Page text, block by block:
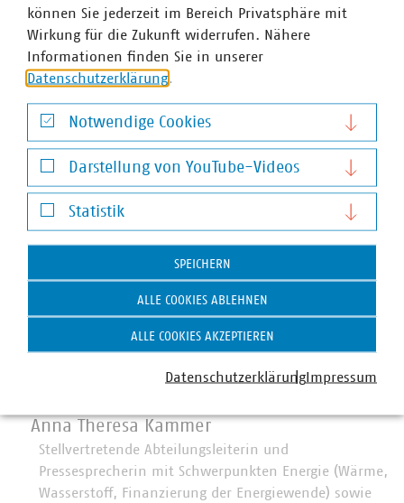
Anna Theresa Kammer
Stellvertretende Abteilungsleiterin und
Pressesprecherin mit Schwerpunkten Energie (Wärme,
Wasserstoff, Finanzierung der Energiewende) sowie
können Sie jederzeit im Bereich Privatsphäre mit
Wirkung für die Zukunft widerrufen. Nähere
Informationen finden Sie in unserer
Datenschutzerklärung.
Notwendige Cookies
Notwendige Cookies
Darstellung von YouTube-Videos
Darstellung von YouTube-Videos
Statistik
Statistik
SPEICHERN
ALLE COOKIES ABLEHNEN
ALLE COOKIES AKZEPTIEREN
DatenschutzerklärungImpressum